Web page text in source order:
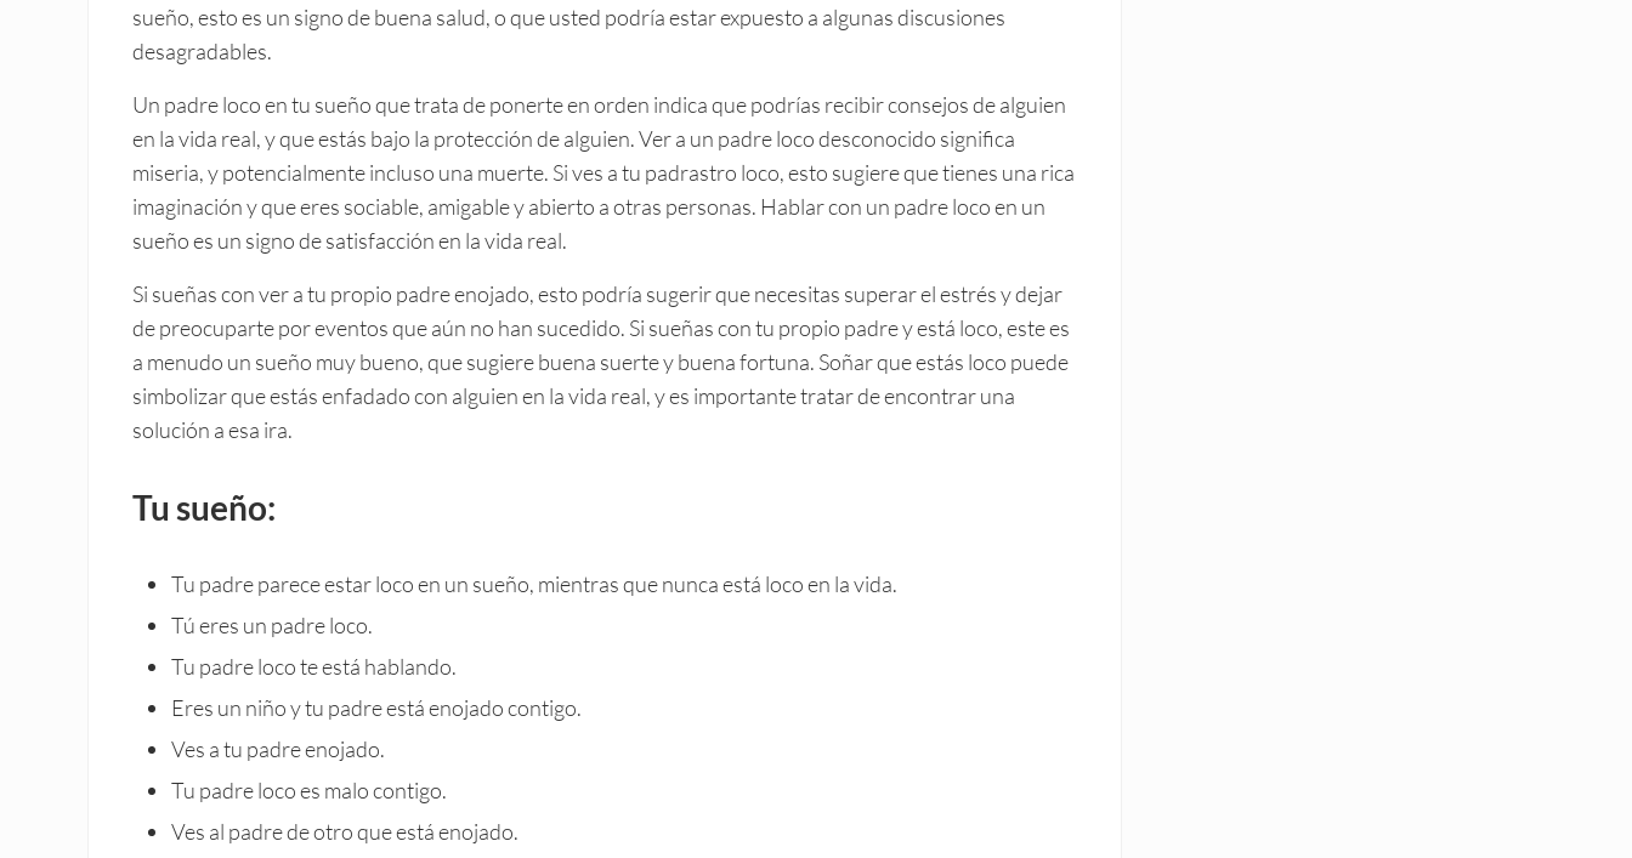
sueño, esto es un signo de buena salud, o que usted podría estar expuesto a algunas discusiones
desagradables.
Un padre loco en tu sueño que trata de ponerte en orden indica que podrías recibir consejos de alguien
en la vida real, y que estás bajo la protección de alguien. Ver a un padre loco desconocido significa
miseria, y potencialmente incluso una muerte. Si ves a tu padrastro loco, esto sugiere que tienes una rica
imaginación y que eres sociable, amigable y abierto a otras personas. Hablar con un padre loco en un
sueño es un signo de satisfacción en la vida real.
Si sueñas con ver a tu propio padre enojado, esto podría sugerir que necesitas superar el estrés y dejar
de preocuparte por eventos que aún no han sucedido. Si sueñas con tu propio padre y está loco, este es
a menudo un sueño muy bueno, que sugiere buena suerte y buena fortuna. Soñar que estás loco puede
simbolizar que estás enfadado con alguien en la vida real, y es importante tratar de encontrar una
solución a esa ira.
Tu sueño:
Tu padre parece estar loco en un sueño, mientras que nunca está loco en la vida.
Tú eres un padre loco.
Tu padre loco te está hablando.
Eres un niño y tu padre está enojado contigo.
Ves a tu padre enojado.
Tu padre loco es malo contigo.
Ves al padre de otro que está enojado.